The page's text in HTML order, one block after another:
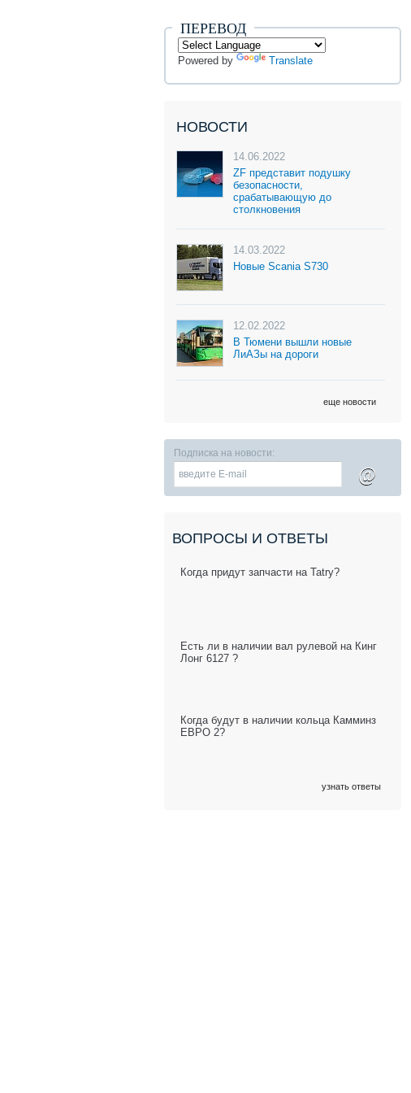
ПЕРЕВОД
Powered by Translate
НОВОСТИ
14.06.2022
ZF представит подушку
безопасности,
срабатывающую до
столкновения
14.03.2022
Новые Scania S730
12.02.2022
В Тюмени вышли новые
ЛиАЗы на дороги
еще новости
Подписка на новости:
@
ВОПРОСЫ И ОТВЕТЫ
Когда придут запчасти на Tatry?
Есть ли в наличии вал рулевой на Кинг
Лонг 6127 ?
Когда будут в наличии кольца Камминз
ЕВРО 2?
узнать ответы